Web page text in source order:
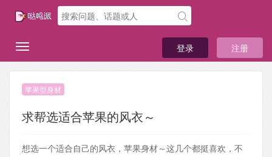
登录 注册
苹果型身材
求帮选适合苹果的风衣～
想选一个适合自己的风衣，苹果身材～这几个都挺喜欢，不